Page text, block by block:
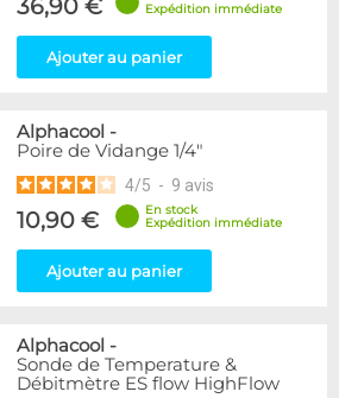
36,90 €
Expédition immédiate
Ajouter au panier
Alphacool -
Poire de Vidange 1/4"
4/5 - 9 avis
10,90 €
En stock
Expédition immédiate
Ajouter au panier
Alphacool -
Sonde de Temperature &
Débitmètre ES flow HighFlow